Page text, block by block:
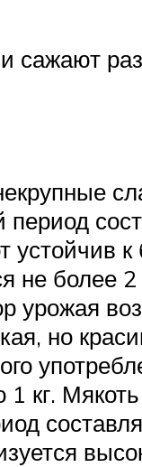
сажают
устойчив
не более 2
урожая
но
кг. Мякоть